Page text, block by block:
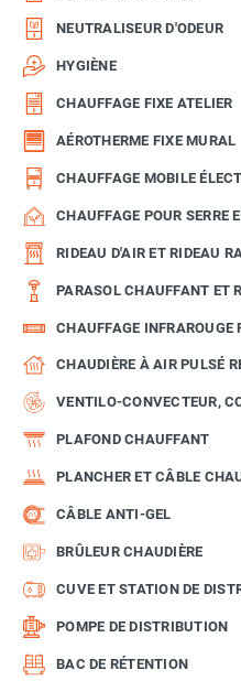
NEUTRALISEUR D'ODEUR
HYGIÈNE
CHAUFFAGE FIXE ATELIER
AÉROTHERME FIXE MURAL
CHAUFFAGE MOBILE
CHAUFFAGE POUR SERRE
RIDEAU D'AIR ET RIDEAU
PARASOL CHAUFFANT ET
CHAUFFAGE INFRAROUGE
CHAUDIÈRE À AIR PULSÉ
VENTILO-CONVECTEUR,
PLAFOND CHAUFFANT
PLANCHER ET CÂBLE
CÂBLE ANTI-GEL
BRÛLEUR CHAUDIÈRE
CUVE ET STATION DE
POMPE DE DISTRIBUTION
BAC DE RÉTENTION